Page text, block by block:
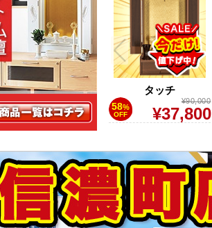
ルーク
%
OFF
¥396,000
¥203,000
タッチ
58%
OFF
¥90,000
¥37,800